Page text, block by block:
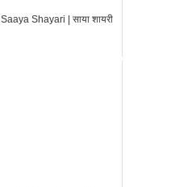
Saaya Shayari | साया शायरी